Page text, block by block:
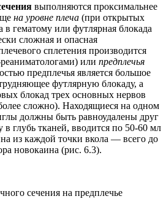
выполняются проксимальнее
на уровне плеча (при открытых
в гематому или футлярная блокада
сложная и опасная
сплетения производится
или предплечья
предплечья является большое
футлярную блокаду, а
блокад трех основных нервов
сложно). Находящиеся на одном
должны быть равноудалены друг
в глубь тканей, вводится по 50-60 мл
из каждой точки вкола — всего до
новокаина (рис. 6.3).
сечения на предплечье